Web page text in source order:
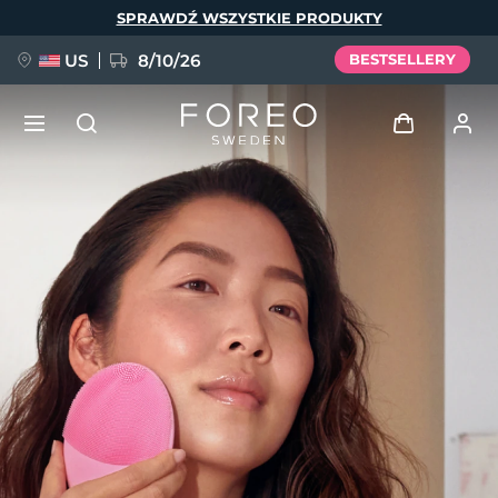
SPRAWDŹ WSZYSTKIE PRODUKTY
US 8/10/26 BESTSELLERY
Profil użytkownika
Moje urządzenia
Moje zamówienia
Moje adresy
Moje subskrypcje
NOWOŚĆ
FAQ™ Pure Beauty-Tech Elixir
BREAKING NEWS
issa™ Teeth Whitening Set
Język
English Deutsch
Español
Français
Italiano
Português
Polski
Svenska
Русский
Türkçe
简体中文 繁體中文